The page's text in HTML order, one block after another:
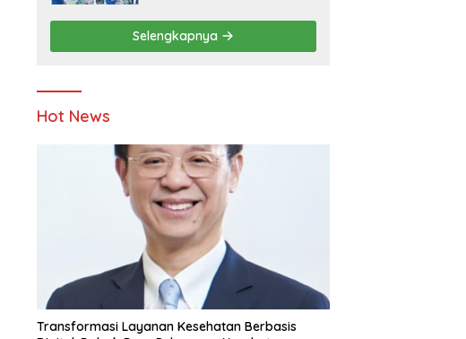
Berbagi Bersama
Penyandang Disabilitas
dan Yayasan Pendidikan
Selengkapnya
Hot News
Transformasi Layanan Kesehatan Berbasis